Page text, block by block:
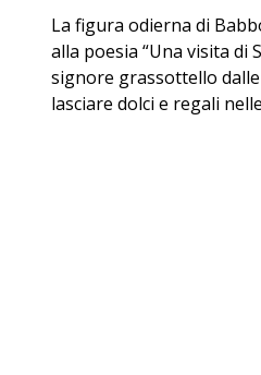
La figura odierna di
alla poesia “Una visita di
signore grassottello
lasciare dolci e regali